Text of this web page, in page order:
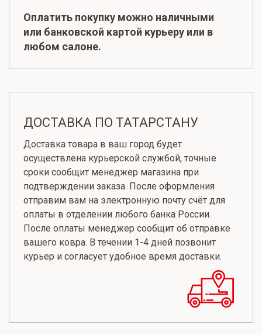
Оплатить покупку можно наличными
или банковской картой курьеру или в
любом салоне.
ДОСТАВКА ПО ТАТАРСТАНУ
Доставка товара в ваш город будет
осуществлена курьерской службой, точные
сроки сообщит менеджер магазина при
подтверждении заказа. После оформления
отправим вам на электронную почту счёт для
оплаты в отделении любого банка России.
После оплаты менеджер сообщит об отправке
вашего ковра. В течении 1-4 дней позвонит
курьер и согласует удобное время доставки.